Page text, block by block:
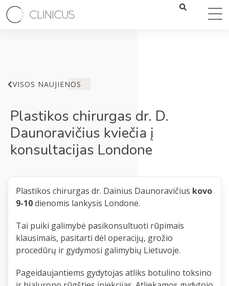
VISOS NAUJIENOS
Plastikos chirurgas dr. D.
Daunoravičius kviečia į
konsultacijas Londone
Plastikos chirurgas dr. Dainius Daunoravičius kovo
9-10dienomis lankysis Londone.
Tai puiki galimybė pasikonsultuoti rūpimais
klausimais, pasitarti dėl operacijų, grožio
procedūrų ir gydymosi galimybių Lietuvoje.
Pageidaujantiems gydytojas atliks botulino toksino